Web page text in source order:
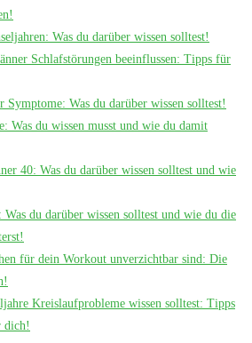
Was du darüber wissen solltest!
Schlafstörungen beeinflussen: Tipps für
Symptome: Was du darüber wissen solltest!
Was du wissen musst und wie du damit
40: Was du darüber wissen solltest und wie
Was du darüber wissen solltest und wie du die
für dein Workout unverzichtbar sind: Die
Kreislaufprobleme wissen solltest: Tipps
dich!